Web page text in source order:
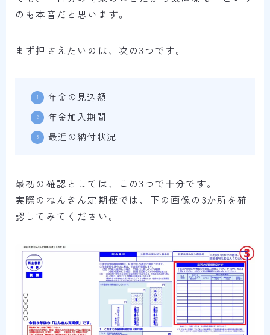
のも本音だと思います。
まず押さえたいのは、次の3つです。
年金の見込額
年金加入期間
最近の納付状況
最初の確認としては、この3つで十分です。
実際のねんきん定期便では、下の画像の3か所を確
認してみてください。